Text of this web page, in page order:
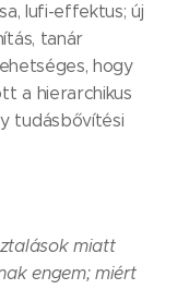
lufi-effektus; új
tanár
hogy
a hierarchikus
tudásbővítési
miatt
engem; miért